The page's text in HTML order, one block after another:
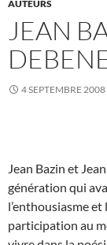
AUTEURS
JEAN
4 SEPTEMBRE 2008
Jean Bazin et
génération qui
l’enthousiasme
participation au